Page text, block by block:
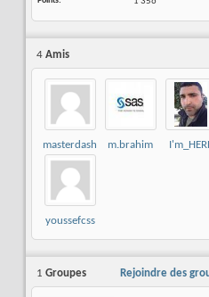
4 Amis
masterdash m.brahim
youssefcss
Rejoindre des
1 Groupes